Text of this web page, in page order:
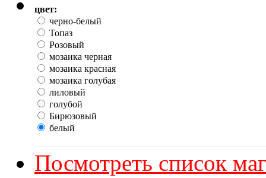
цвет:
черно-белый
Топаз
Розовый
мозаика черная
мозаика красная
мозаика голубая
лиловый
голубой
Бирюзовый
белый
Посмотреть список